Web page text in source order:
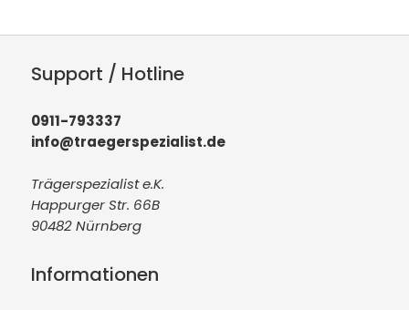
Support / Hotline
0911-793337
info@traegerspezialist.de
Trägerspezialist e.K.
Happurger Str. 66B
90482 Nürnberg
Informationen